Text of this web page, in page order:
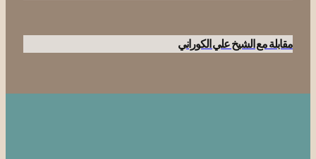
مقابلة مع الشيخ علي الكوراني